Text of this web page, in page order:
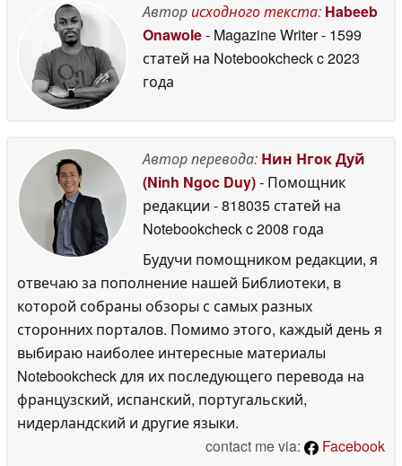
Авторисходного текста: Habeeb
Onawole- Magazine Writer- 1599
статей на Notebookcheckc 2023
года
Автор перевода: Нин Нгок Дуй
(Ninh Ngoc Duy)- Помощник
редакции - 818035 статей на
Notebookcheckc 2008 года
Будучи помощником редакции, я
отвечаю за пополнение нашей Библиотеки, в
которой собраны обзоры с самых разных
сторонних порталов. Помимо этого, каждый день я
выбираю наиболее интересные материалы
Notebookcheck для их последующего перевода на
французский, испанский, португальский,
нидерландский и другие языки.
contact me via:
Facebook